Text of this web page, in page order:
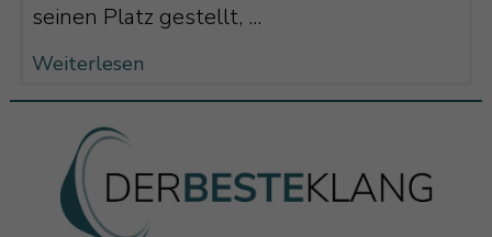
seinen Platz gestellt, ...
Weiterlesen